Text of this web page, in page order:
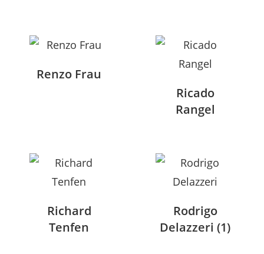
Renzo Frau
Ricado
Rangel
Richard
Tenfen
Rodrigo
Delazzeri (1)